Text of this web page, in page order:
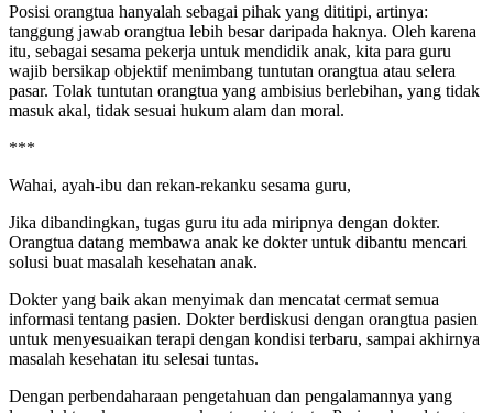
Posisi orangtua hanyalah sebagai pihak yang dititipi, artinya:
tanggung jawab orangtua lebih besar daripada haknya. Oleh karena
itu, sebagai sesama pekerja untuk mendidik anak, kita para guru
wajib bersikap objektif menimbang tuntutan orangtua atau selera
pasar. Tolak tuntutan orangtua yang ambisius berlebihan, yang tidak
masuk akal, tidak sesuai hukum alam dan moral.
***
Wahai, ayah-ibu dan rekan-rekanku sesama guru,
Jika dibandingkan, tugas guru itu ada miripnya dengan dokter.
Orangtua datang membawa anak ke dokter untuk dibantu mencari
solusi buat masalah kesehatan anak.
Dokter yang baik akan menyimak dan mencatat cermat semua
informasi tentang pasien. Dokter berdiskusi dengan orangtua pasien
untuk menyesuaikan terapi dengan kondisi terbaru, sampai akhirnya
masalah kesehatan itu selesai tuntas.
Dengan perbendaharaan pengetahuan dan pengalamannya yang